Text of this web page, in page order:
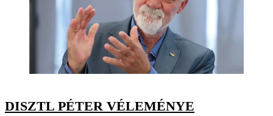
DISZTL PÉTER VÉLEMÉNYE